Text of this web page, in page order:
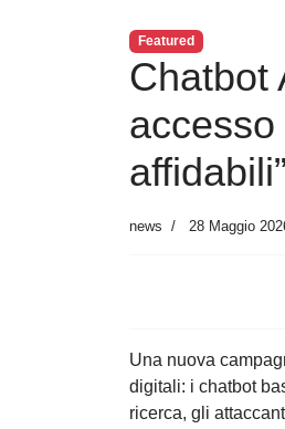
Featured
Chatbot
news 28 Maggio
Una nuova
digitali: i chatbot
ricerca, gli